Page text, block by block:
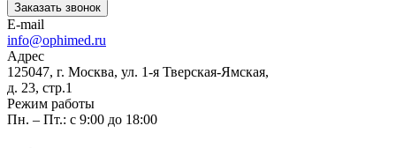
Заказать звонок
E-mail
info@ophimed.ru
Адрес
125047, г. Москва, ул. 1-я Тверская-Ямская,
д. 23, стр.1
Режим работы
Пн. – Пт.: с 9:00 до 18:00